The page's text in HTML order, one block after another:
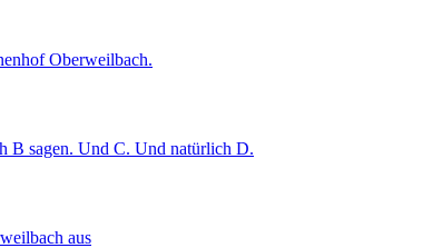
Oberweilbach.
B sagen. Und C. Und natürlich D.
aus